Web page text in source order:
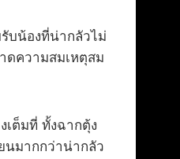
บน้องที่น่ากลัวไม่
ดความสมเหตุสม
ต็มที่ ทั้งฉากตุ้ง
นมากกว่าน่ากลัว